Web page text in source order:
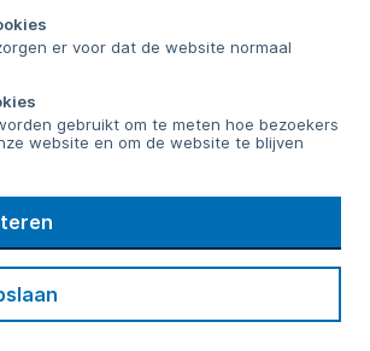
er voor dat de website normaal
gebruikt om te meten hoe bezoekers
website en om de website te blijven